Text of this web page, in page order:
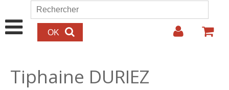
Aller au contenu principal
Formulaire de recherche
Rechercher
Tiphaine DURIEZ